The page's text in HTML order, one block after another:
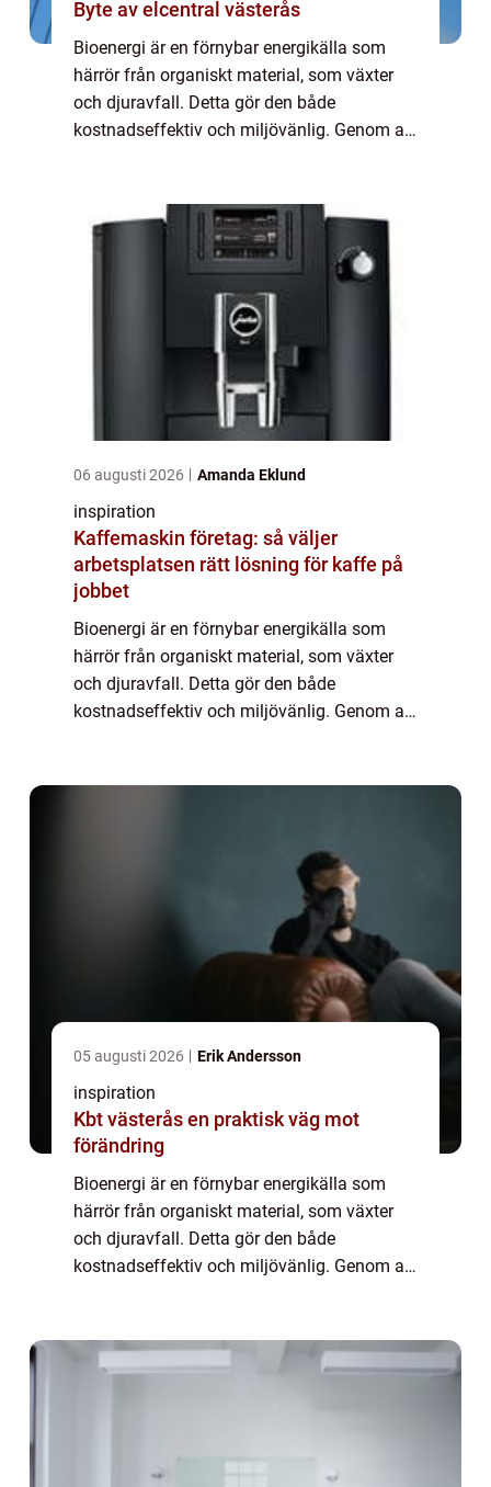
Byte av elcentral västerås
Bioenergi är en förnybar energikälla som
härrör från organiskt material, som växter
och djuravfall. Detta gör den både
kostnadseffektiv och miljövänlig. Genom att
06 augusti 2026 Amanda Eklund
inspiration
Kaffemaskin företag: så väljer
arbetsplatsen rätt lösning för kaffe på
jobbet
Bioenergi är en förnybar energikälla som
härrör från organiskt material, som växter
och djuravfall. Detta gör den både
kostnadseffektiv och miljövänlig. Genom att
05 augusti 2026 Erik Andersson
inspiration
Kbt västerås en praktisk väg mot
förändring
Bioenergi är en förnybar energikälla som
härrör från organiskt material, som växter
och djuravfall. Detta gör den både
kostnadseffektiv och miljövänlig. Genom att